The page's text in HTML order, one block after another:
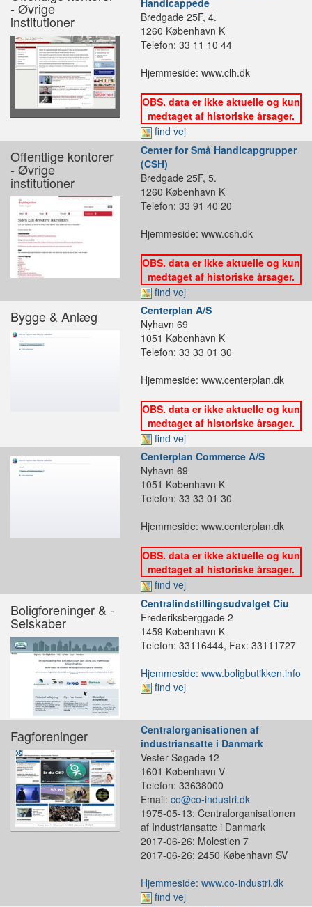
- Øvrige
institutioner
Handicappede
Bredgade 25F, 4.
1260 København K
Telefon: 33 11 10 44
Hjemmeside: www.clh.dk
OBS. data er ikke aktuelle og kun
medtaget af historiske årsager.
find vej
Offentlige kontorer
- Øvrige
institutioner
Center for Små Handicapgrupper
(CSH)
Bredgade 25F, 5.
1260 København K
Telefon: 33 91 40 20
Hjemmeside: www.csh.dk
OBS. data er ikke aktuelle og kun
medtaget af historiske årsager.
find vej
Bygge & Anlæg
Centerplan A/S
Nyhavn 69
1051 København K
Telefon: 33 33 01 30
Hjemmeside: www.centerplan.dk
OBS. data er ikke aktuelle og kun
medtaget af historiske årsager.
find vej
Centerplan Commerce A/S
Nyhavn 69
1051 København K
Telefon: 33 33 01 30
Hjemmeside: www.centerplan.dk
OBS. data er ikke aktuelle og kun
medtaget af historiske årsager.
find vej
Boligforeninger & -
Selskaber
Centralindstillingsudvalget Ciu
Frederiksberggade 2
1459 København K
Telefon: 33116444, Fax: 33111727
Hjemmeside: www.boligbutikken.info
find vej
Fagforeninger
Centralorganisationen af
industriansatte i Danmark
Vester Søgade 12
1601 København V
Telefon: 33638000
Email: co@co-industri.dk
1975-05-13: Centralorganisationen
af Industriansatte i Danmark
2017-06-26: Molestien 7
2017-06-26: 2450 København SV
Hjemmeside: www.co-industri.dk
find vej